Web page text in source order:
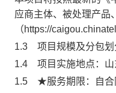
应商主体、被处理产品
（https://
1.3
项目规模及分包
1.4
项目实施地点：山
1.5
★服务期限 ： 自